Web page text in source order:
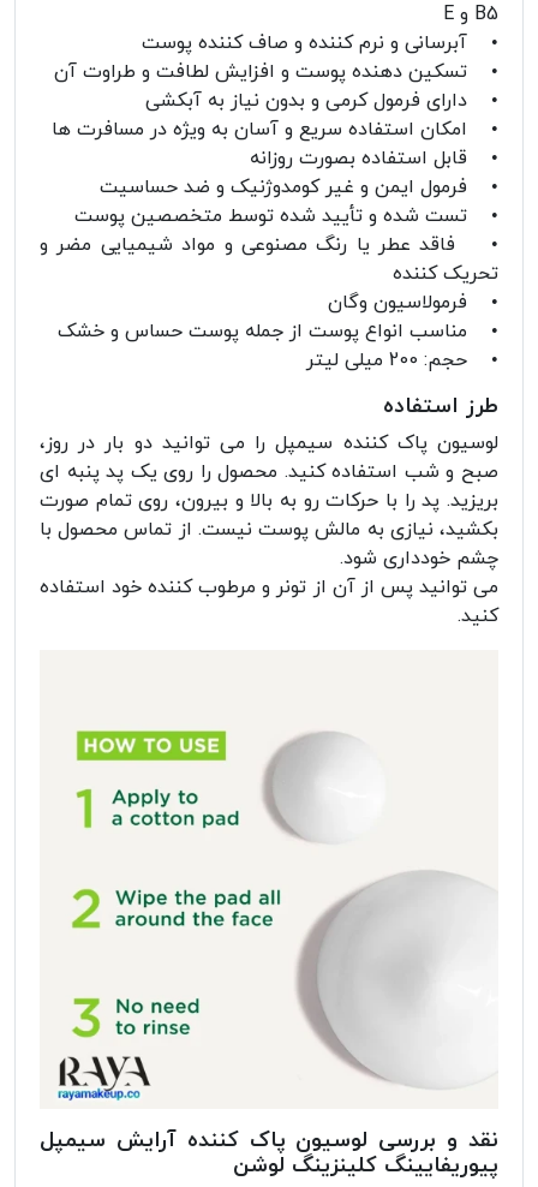
B5 و E
• آبرسانی و نرم کننده و صاف کننده پوست
• تسکین دهنده پوست و افزایش لطافت و طراوت آن
• دارای فرمول کرمی و بدون نیاز به آبکشی
• امکان استفاده سریع و آسان به ویژه در مسافرت ها
• قابل استفاده بصورت روزانه
• فرمول ایمن و غیر کومدوژنیک و ضد حساسیت
• تست شده و تأیید شده توسط متخصصین پوست
• فاقد عطر یا رنگ مصنوعی و مواد شیمیایی مضر و
تحریک کننده
• فرمولاسیون وگان
• مناسب انواع پوست از جمله پوست حساس و خشک
• حجم: 200 میلی لیتر
طرز استفاده
لوسیون پاک کننده سیمپل را می توانید دو بار در روز،
صبح و شب استفاده کنید. محصول را روی یک پد پنبه ای
بریزید. پد را با حرکات رو به بالا و بیرون، روی تمام صورت
بکشید، نیازی به مالش پوست نیست. از تماس محصول با
چشم خودداری شود.
می توانید پس از آن از تونر و مرطوب کننده خود استفاده
کنید.
نقد و بررسی لوسیون پاک کننده آرایش سیمپل
پیوریفایینگ کلینزینگ لوشن